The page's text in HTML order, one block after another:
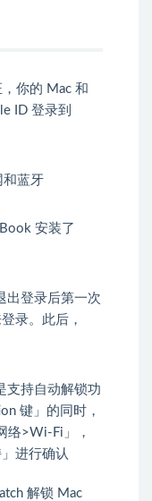
你的 Mac 和
ID 登录到
和蓝牙
安装了
出登录后第一次
录。此后，
支持自动解锁功
键」的同时，
络>Wi-Fi」，
进行确认